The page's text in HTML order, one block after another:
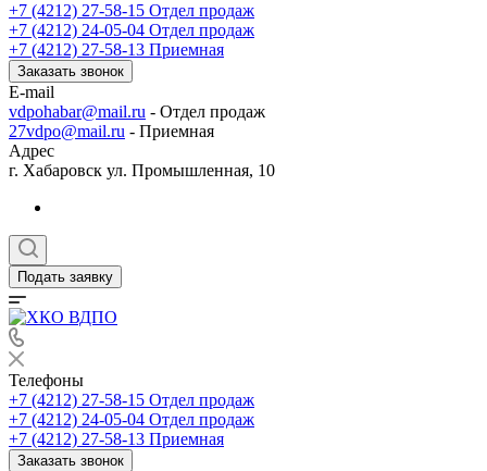
+7 (4212) 27-58-15 Отдел продаж
+7 (4212) 24-05-04 Отдел продаж
+7 (4212) 27-58-13 Приемная
Заказать звонок
E-mail
vdpohabar@mail.ru - Отдел продаж
27vdpo@mail.ru - Приемная
Адрес
г. Хабаровск ул. Промышленная, 10
Подать заявку
Телефоны
+7 (4212) 27-58-15 Отдел продаж
+7 (4212) 24-05-04 Отдел продаж
+7 (4212) 27-58-13 Приемная
Заказать звонок